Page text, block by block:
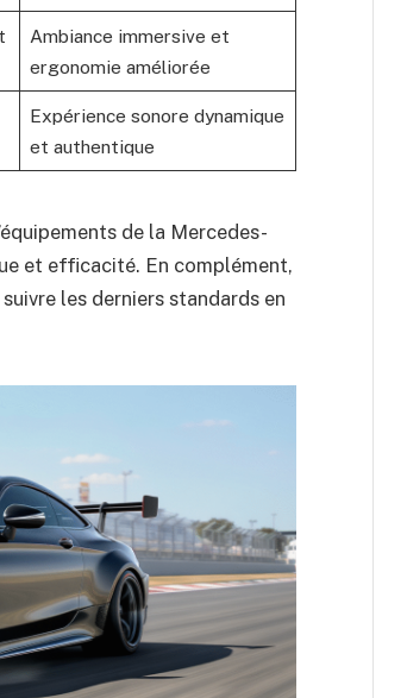
Ambiance immersive et
ergonomie améliorée
Expérience sonore dynamique
et authentique
de la Mercedes-
et efficacité. En complément,
les derniers standards en